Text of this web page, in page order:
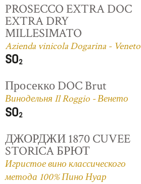
PROSECCO EXTRA DOC
EXTRA DRY
MILLESIMATO
Azienda vinicola Dogarina - Veneto
Просекко DOC Brut
Винодельня Il Roggio - Венето
ДЖОРДЖИ 1870 CUVEE
STORICA БРЮТ
Игристое вино классического
метода 100% Пино Нуар